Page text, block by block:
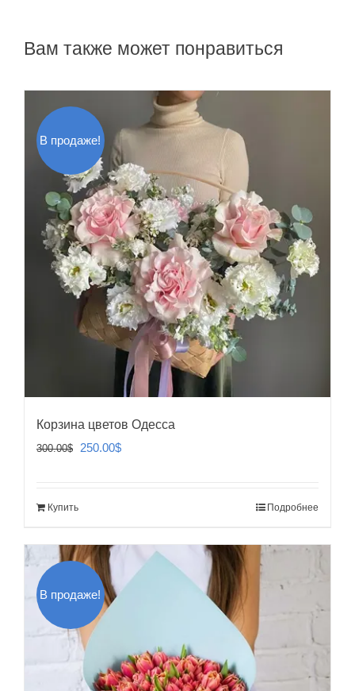
Вам также может понравиться
В продаже!
Корзина цветов Одесса
300.00$
Первоначальная
250.00$Текущая
Купить Подробнее
В продаже!